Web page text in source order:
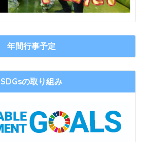
年間行事予定
SDGsの取り組み